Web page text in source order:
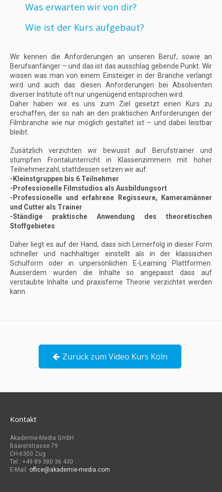
Was erwarten wir von dir?
Wie ist der Kurs aufgebaut?
Wir kennen die Anforderungen an unseren Beruf, sowie an
Berufsanfänger – und das ist das ausschlag gebende Punkt. Wir
wissen was man von einem Einsteiger in der Branche verlangt
wird und auch das diesen Anforderungen bei Absolventen
diverser Institute oft nur ungenügend entsprochen wird.
Daher haben wir es uns zum Ziel gesetzt einen Kurs zu
erschaffen, der so nah an den praktischen Anforderungen der
Filmbranche wie nur möglich gestaltet ist – und dabei leistbar
bleibt.
Zusätzlich verzichten wir bewusst auf Berufstrainer und
stumpfen Frontalunterricht in Klassenzimmern mit hoher
Teilnehmerzahl, stattdessen setzen wir auf:
-Kleinstgruppen bis 6 Teilnehmer
-Professionelle Filmstudios als Ausbildungsort
-Professionelle und erfahrene Regisseure, Kameramänner
und Cutter als Trainer
-Ständige praktische Anwendung des theoretischen
Stoffgebietes
Daher liegt es auf der Hand, dass sich Lernerfolg in dieser Form
schneller und nachhaltiger einstellt als in der klassischen
Schulform oder in unpersönlichen E-Learning Plattformen.
Ausserdem wurden die Inhalte so angepasst dass auf
verstaubte Inhalte und praxisferne Theorie verzichtet werden
kann.
Zurück zum Video Kurs Köln
Kontakt
Akademie-Media GmbH
Baarerstrasse 79
CH-6300 Zug
Tel.: +49 89 380 36 430
E-Mail: office@akademie-media.com